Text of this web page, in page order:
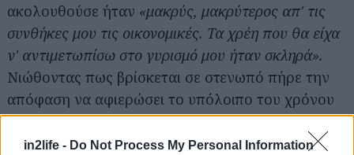
in2life - Do Not Process My Personal Information
ακολουθούσε ήταν «μακρύς, μακρύτερος απ' τις
συνθήκες μου τις οικονομικές. Τα χρέη που θα είχα
ν' αντιμετωπίσω στο γυρισμό μου ήταν σκληρά».
Νιώθοντας πως βρίσκεται σε στενωπό πήρε την
απόφαση να αφιερώσει το υπόλοιπο του χρόνου
στη μελέτη της Αρχιτεκτονικής, και όπως
σημείωνε«αγόρασα τ' απαιτούμενα βιβλία, και μια